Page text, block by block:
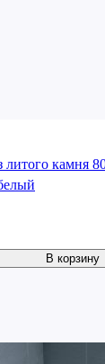
камня
В корзину